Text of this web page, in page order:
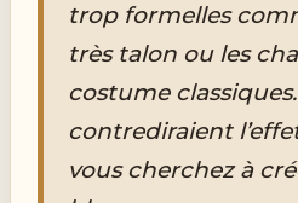
trop formelles
très talon ou les
costume
contrediraient
vous cherchez à